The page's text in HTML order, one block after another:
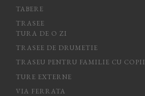
TABERE
TRASEE
TURA DE O ZI
TRASEE DE DRUMETIE
TRASEU PENTRU FAMILIE CU COPII
TURE EXTERNE
VIA FERRATA